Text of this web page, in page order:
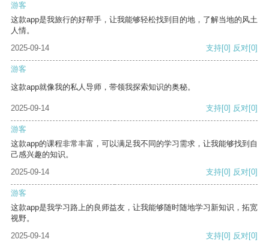
游客
这款app是我旅行的好帮手，让我能够轻松找到目的地，了解当地的风土
人情。
2025-09-14
支持[0] 反对[0]
游客
这款app就像我的私人导师，带领我探索知识的奥秘。
2025-09-14 支持[0] 反对[0]
游客
这款app的课程非常丰富，可以满足我不同的学习需求，让我能够找到自
己感兴趣的知识。
2025-09-14
支持[0] 反对[0]
游客
这款app是我学习路上的良师益友，让我能够随时随地学习新知识，拓宽
视野。
2025-09-14
支持[0] 反对[0]